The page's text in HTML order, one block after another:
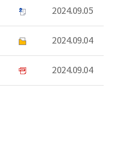
2024.09.05
2024.09.04
2024.09.04